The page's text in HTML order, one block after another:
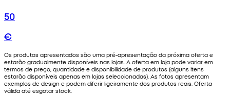
50
€
Os produtos apresentados são uma pré-apresentação da próxima oferta e
estarão gradualmente disponíveis nas lojas. A oferta em loja pode variar em
termos de preço, quantidade e disponibilidade de produtos (alguns itens
estarão disponíveis apenas em lojas seleccionadas). As fotos apresentam
exemplos de design e podem diferir ligeiramente dos produtos reais. Oferta
válida até esgotar stock.